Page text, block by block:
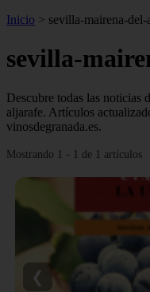
Inicio > sevilla-mairena-del-
sevilla-
Descubre todas las noticias
aljarafe. Artículos
vinosdegranada.es.
Mostrando 1 - 1 de 1 artículos
❮